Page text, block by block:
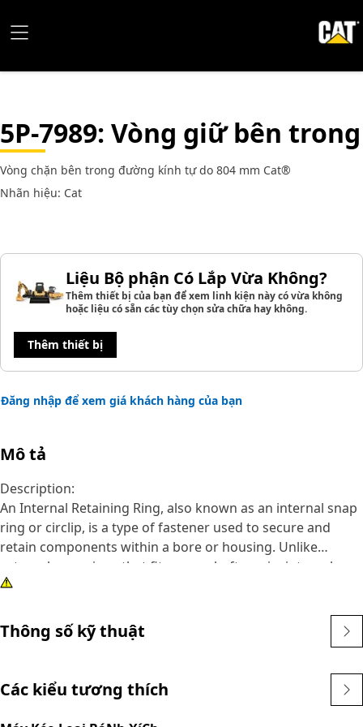
5P-7989: Vòng giữ bên trong
Vòng chặn bên trong đường kính tự do 804 mm Cat®
Nhãn hiệu: Cat
Liệu Bộ phận Có Lắp Vừa Không?
Thêm thiết bị của bạn để xem linh kiện này có vừa không
hoặc liệu có sẵn các tùy chọn sửa chữa hay không.
Thêm thiết bị
Đăng nhập để xem giá khách hàng của bạn
Mô tả
Description:
An Internal Retaining Ring, also known as an internal snap
ring or circlip, is a type of fastener used to secure and
retain components within a bore or housing. Unlike
external snap rings that fit over a shaft or pin, internal
snap rings are installed inside a bore or groove to hold
snap ring is to prevent axial movement or displacement of
components within a bore or housing. It acts as a retaining
seals securely in place.
Attributes:
Thông số kỹ thuật
Các kiểu tương thích